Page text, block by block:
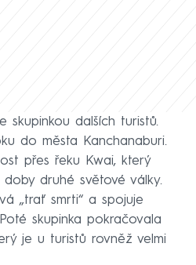
skupinkou dalších turistů.
do města Kanchanaburi.
přes řeku Kwai, který
druhé světové války.
„trať smrti“ a spojuje
skupinka pokračovala
je u turistů rovněž velmi